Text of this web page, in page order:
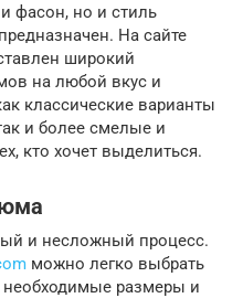
фасон, но и стиль
На сайте
широкий
на любой вкус и
классические варианты
и более смелые и
кто хочет выделиться.
и несложный процесс.
можно легко выбрать
необходимые размеры и